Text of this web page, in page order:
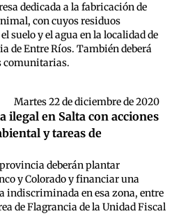
dedicada a la fabricación de
con cuyos residuos
suelo y el agua en la localidad de
de Entre Ríos. También deberá
comunitarias.
Martes 22 de diciembre de 2020
ilegal en Salta con acciones
y tareas de
deberán plantar
y Colorado y financiar una
indiscriminada en esa zona, entre
de Flagrancia de la Unidad Fiscal